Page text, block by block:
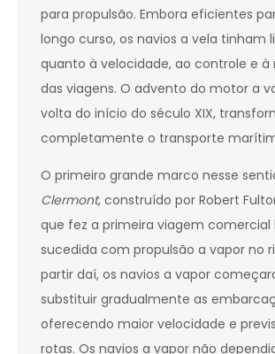
para propulsão. Embora eficientes
longo curso, os navios a vela tinham
quanto à velocidade, ao controle e à
das viagens. O advento do motor a
volta do início do século XIX,
completamente o transporte
O primeiro grande marco nesse
Clermont, construído por Robert
que fez a primeira viagem
sucedida com propulsão a vapor no
partir daí, os navios a vapor
substituir gradualmente as
oferecendo maior velocidade e
rotas. Os navios a vapor não